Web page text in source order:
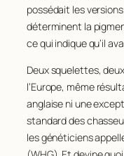
possédait les
déterminent la
ce qui indique qu’il
Deux squelettes,
l’Europe, même
anglaise ni une
standard des
les généticiens